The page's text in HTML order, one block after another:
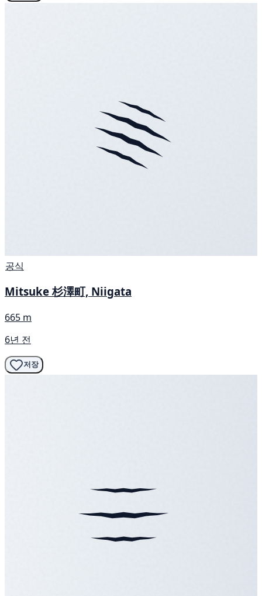
공식
Mitsuke 杉澤町, Niigata
665 m
6년 전
저장